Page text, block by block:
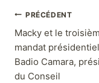
PRÉCÉDENT
Macky et le
mandat
Badio Camara,
du Conseil